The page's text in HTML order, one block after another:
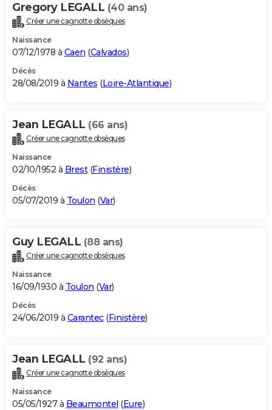
Gregory LEGALL (40 ans)
Créer une cagnotte obsèques
Naissance
07/12/1978 à Caen (Calvados)
Décès
28/08/2019 à Nantes (Loire-Atlantique)
Jean LEGALL (66 ans)
Créer une cagnotte obsèques
Naissance
02/10/1952 à Brest(Finistère)
Décès
05/07/2019 à Toulon (Var)
Guy LEGALL (88 ans)
Créer une cagnotte obsèques
Naissance
16/09/1930 à Toulon (Var)
Décès
24/06/2019 à Carantec(Finistère)
Jean LEGALL (92 ans)
Créer une cagnotte obsèques
Naissance
05/05/1927 à Beaumontel (Eure)